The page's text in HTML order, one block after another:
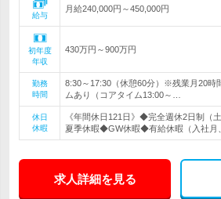
給与
月給240,000円～450,000円
初年度
年収
430万円～900万円
勤務
時間
8:30～17:30（休憩60分）※残業月20時
ムあり（コアタイム13:00～…
休日
休暇
《年間休日121日》◆完全週休2日制
夏季休暇◆GW休暇◆有給休暇（入社月
求人詳細を見る